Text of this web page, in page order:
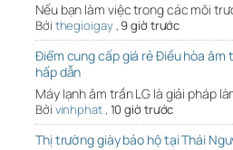
Nếu bạn làm việc trong các môi
Bởi thegioigay,9 giờ trước
Điểm cung cấp giá rẻ Điều hòa âm
hấp dẫn
Máy lạnh âm trần LG là giải pháp
Bởi vinhphat, 10 giờ trước
Thị trường giày bảo hộ tại Thái